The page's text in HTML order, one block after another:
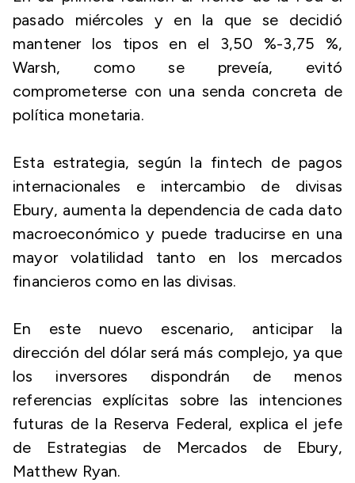
pasado miércoles y en la que se decidió
mantener los tipos en el 3,50 %-3,75 %,
Warsh, como se preveía, evitó
comprometerse con una senda concreta de
política monetaria.
Esta estrategia, según la fintech de pagos
internacionales e intercambio de divisas
Ebury, aumenta la dependencia de cada dato
macroeconómico y puede traducirse en una
mayor volatilidad tanto en los mercados
financieros como en las divisas.
En este nuevo escenario, anticipar la
dirección del dólar será más complejo, ya que
los inversores dispondrán de menos
referencias explícitas sobre las intenciones
futuras de la Reserva Federal, explica el jefe
de Estrategias de Mercados de Ebury,
Matthew Ryan.